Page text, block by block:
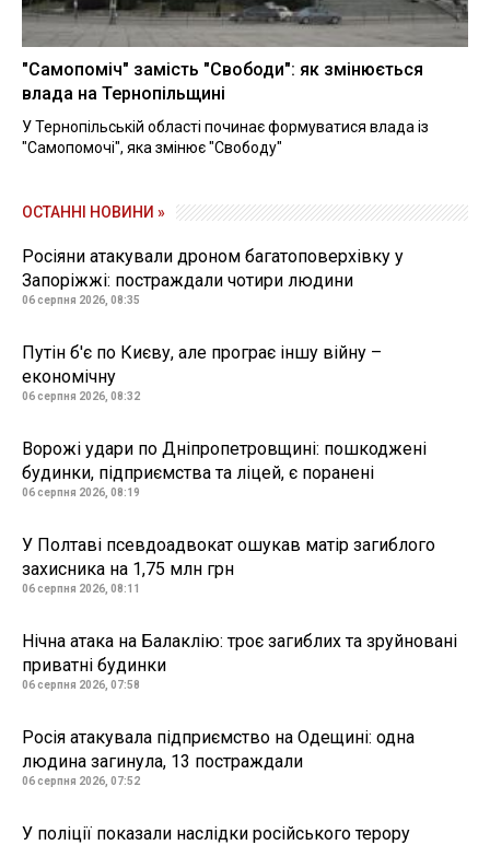
"Самопоміч" замість "Свободи": як змінюється
влада на Тернопільщині
У Тернопільській області починає формуватися влада із
"Самопомочі", яка змінює "Свободу"
ОСТАННІ НОВИНИ »
Росіяни атакували дроном багатоповерхівку у
Запоріжжі: постраждали чотири людини
06 серпня 2026, 08:35
Путін б'є по Києву, але програє іншу війну –
економічну
06 серпня 2026, 08:32
Ворожі удари по Дніпропетровщині: пошкоджені
будинки, підприємства та ліцей, є поранені
06 серпня 2026, 08:19
У Полтаві псевдоадвокат ошукав матір загиблого
захисника на 1,75 млн грн
06 серпня 2026, 08:11
Нічна атака на Балаклію: троє загиблих та зруйновані
приватні будинки
06 серпня 2026, 07:58
Росія атакувала підприємство на Одещині: одна
людина загинула, 13 постраждали
06 серпня 2026, 07:52
У поліції показали наслідки російського терору